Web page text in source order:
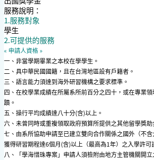
服務說明：
1.服務對象
學生
2.可提供的服務
« 申請人資格 »
一、非當學期畢業之本校在學學生。
二、具中華民國國籍，且在台灣地區設有戶籍者。
三、語言能力須達到海外研習機構之要求標準。
四、在校學業成績在所屬系所前百分之四十，或在專業
蹟。
五、操行平均成績達八十分(含)以上。
六、未曾同時或重複領取政府預算所提供之其他留學獎助
七、由系所協助申請至已建立雙向合作關係之國外（不含
獲得研習期程達6個月(含)以上（最高為1年）之入學許可
八、「學海惜珠專案」申請人須檢附由地方主管機關開